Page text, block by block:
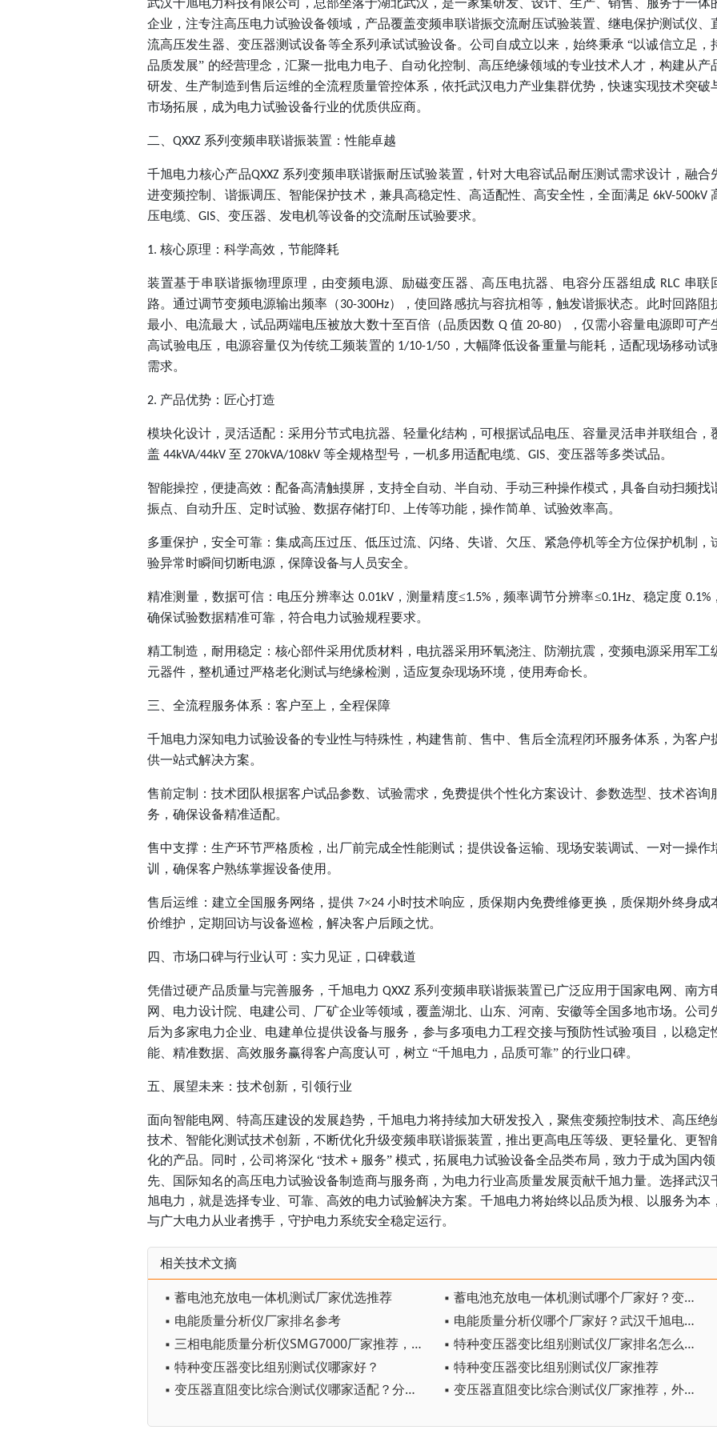
武汉千旭电力科技有限公司，总部坐落于湖北武汉，是一家集研发、设计、生产、销售、服务于一体
企业，注专注高压电力试验设备领域，产品覆盖变频串联谐振交流耐压试验装置、继电保护测试仪、
流高压发生器、变压器测试设备等全系列承试试验设备。公司自成立以来，始终秉承 “以诚信立足，
品质发展” 的经营理念，汇聚一批电力电子、自动化控制、高压绝缘领域的专业技术人才，构建从产
研发、生产制造到售后运维的全流程质量管控体系，依托武汉电力产业集群优势，快速实现技术突破
市场拓展，成为电力试验设备行业的优质供应商。
二、 QXXZ 系列变频串联谐振装置：性能卓越
千旭电力核心产品QXXZ 系列变频串联谐振耐压试验装置，针对大电容试品耐压测试需求设计，融合
进变频控制、谐振调压、智能保护技术，兼具高稳定性、高适配性、高安全性，全面满足 6kV-500kV
压电缆、 GIS 、变压器、发电机等设备的交流耐压试验要求。
1. 核心原理：科学高效，节能降耗
装置基于串联谐振物理原理，由变频电源、励磁变压器、高压电抗器、电容分压器组成 RLC 串联
路。通过调节变频电源输出频率（30-300Hz），使回路感抗与容抗相等，触发谐振状态。此时回路阻
最小、电流最大，试品两端电压被放大数十至百倍（品质因数 Q 值 20-80），仅需小容量电源即可产
高试验电压，电源容量仅为传统工频装置的 1/10-1/50 ，大幅降低设备重量与能耗，适配现场移动试
需求。
2. 产品优势：匠心打造
模块化设计，灵活适配：采用分节式电抗器、轻量化结构，可根据试品电压、容量灵活串并联组合，
盖 44kVA/44kV 至 270kVA/108kV 等全规格型号，一机多用适配电缆、 GIS 、变压器等多类试品。
智能操控，便捷高效：配备高清触摸屏，支持全自动、半自动、手动三种操作模式，具备自动扫频找
振点、自动升压、定时试验、数据存储打印、上传等功能，操作简单、试验效率高。
多重保护，安全可靠：集成高压过压、低压过流、闪络、失谐、欠压、紧急停机等全方位保护机制，
验异常时瞬间切断电源，保障设备与人员安全。
精准测量，数据可信：电压分辨率达 0.01kV，测量精度≤1.5%，频率调节分辨率≤0.1Hz、稳定度 0.1%，
确保试验数据精准可靠，符合电力试验规程要求。
精工制造，耐用稳定：核心部件采用优质材料，电抗器采用环氧浇注、防潮抗震，变频电源采用军工
元器件，整机通过严格老化测试与绝缘检测，适应复杂现场环境，使用寿命长。
三、全流程服务体系：客户至上，全程保障
千旭电力深知电力试验设备的专业性与特殊性，构建售前、售中、售后全流程闭环服务体系，为客户
供一站式解决方案。
售前定制：技术团队根据客户试品参数、试验需求，免费提供个性化方案设计、参数选型、技术咨询
务，确保设备精准适配。
售中支撑：生产环节严格质检，出厂前完成全性能测试；提供设备运输、现场安装调试、一对一操作
训，确保客户熟练掌握设备使用。
售后运维：建立全国服务网络，提供 7×24 小时技术响应，质保期内免费维修更换，质保期外终身成
价维护，定期回访与设备巡检，解决客户后顾之忧。
四、市场口碑与行业认可：实力见证，口碑载道
凭借过硬产品质量与完善服务，千旭电力 QXXZ系列变频串联谐振装置已广泛应用于国家电网、南方
网、电力设计院、电建公司、厂矿企业等领域，覆盖湖北、山东、河南、安徽等全国多地市场。公司
后为多家电力企业、电建单位提供设备与服务，参与多项电力工程交接与预防性试验项目，以稳定
能、精准数据、高效服务赢得客户高度认可，树立 “千旭电力，品质可靠” 的行业口碑。
五、展望未来：技术创新，引领行业
面向智能电网、特高压建设的发展趋势，千旭电力将持续加大研发投入，聚焦变频控制技术、高压绝
技术、智能化测试技术创新，不断优化升级变频串联谐振装置，推出更高电压等级、更轻量化、更智
化的产品。同时，公司将深化 “技术 + 服务” 模式，拓展电力试验设备全品类布局，致力于成为国内领
先、国际知名的高压电力试验设备制造商与服务商，为电力行业高质量发展贡献千旭力量。选择武汉
旭电力，就是选择专业、可靠、高效的电力试验解决方案。千旭电力将始终以品质为根、以服务为本，
与广大电力从业者携手，守护电力系统安全稳定运行。
相关技术文摘
▪ 蓄电池充放电一体机测试厂家优选推荐
▪ 蓄电池充放电一体机测试哪个厂家好？变电站直流系统运维设备选型参考
▪ 电能质量分析仪厂家排名参考
▪ 电能质量分析仪哪个厂家好？武汉千旭电力优选
▪ 三相电能质量分析仪SMG7000厂家推荐，采购怎么选？
▪ 特种变压器变比组别测试仪厂家排名怎么看？
▪ 特种变压器变比组别测试仪哪家好？
▪ 特种变压器变比组别测试仪厂家推荐
▪ 变压器直阻变比综合测试仪哪家适配？分场景采购指南，运维、检测、变压器厂厂家解析
▪ 变压器直阻变比综合测试仪厂家推荐，外勤锂电便携机型野外工况适配解读